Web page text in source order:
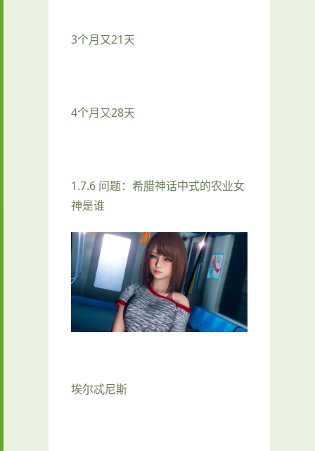
3个月又21天
4个月又28天
1.7.6 问题：希腊神话中式的农业女
神是谁
埃尔忒尼斯